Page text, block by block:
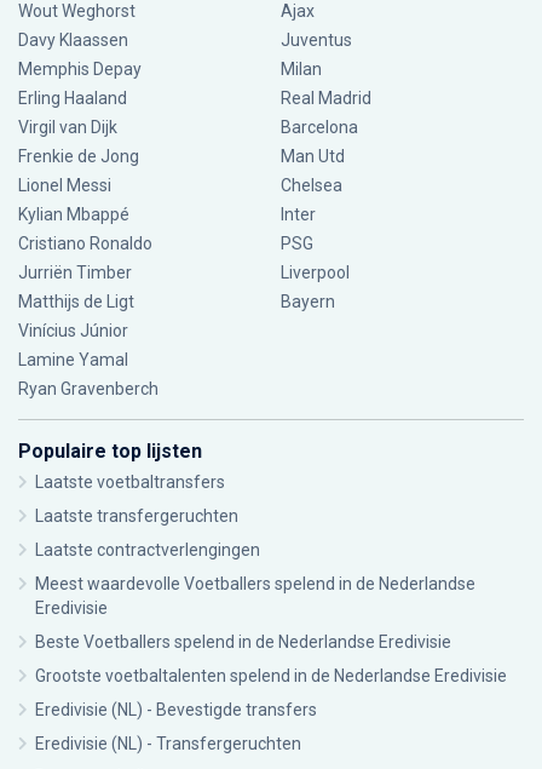
Wout Weghorst
Davy Klaassen
Memphis Depay
Erling Haaland
Virgil van Dijk
Frenkie de Jong
Lionel Messi
Kylian Mbappé
Cristiano Ronaldo
Jurriën Timber
Matthijs de Ligt
Vinícius Júnior
Lamine Yamal
Ryan Gravenberch
Ajax
Juventus
Milan
Real Madrid
Barcelona
Man Utd
Chelsea
Inter
PSG
Liverpool
Bayern
Populaire top lijsten
Laatste voetbaltransfers
Laatste transfergeruchten
Laatste contractverlengingen
Meest waardevolle Voetballers spelend in de Nederlandse
Eredivisie
Beste Voetballers spelend in de Nederlandse Eredivisie
Grootste voetbaltalenten spelend in de Nederlandse Eredivisie
Eredivisie (NL) - Bevestigde transfers
Eredivisie (NL) - Transfergeruchten